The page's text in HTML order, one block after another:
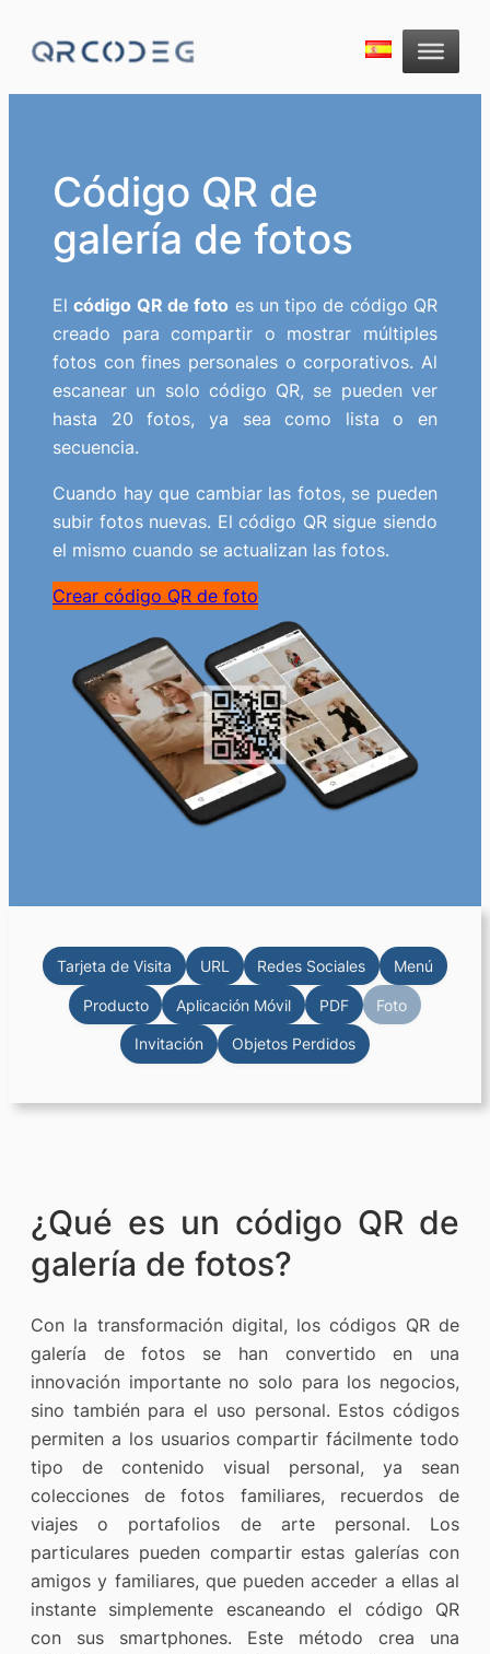
Código QR de
galería de fotos
Elcódigo QR de foto es un tipo de código QR
creado para compartir o mostrar múltiples
fotos con fines personales o corporativos. Al
escanear un solo código QR, se pueden ver
hasta 20 fotos, ya sea como lista o en
secuencia.
Cuando hay que cambiar las fotos, se pueden
subir fotos nuevas. El código QR sigue siendo
el mismo cuando se actualizan las fotos.
Crear código QR de foto
Tarjeta de Visita URL Redes Sociales Menú
Producto Aplicación Móvil PDF Foto
Invitación Objetos Perdidos
¿Qué es un código QR de
galería de fotos?
Con la transformación digital, los códigos QR de
galería de fotos se han convertido en una
innovación importante no solo para los negocios,
sino también para el uso personal. Estos códigos
permiten a los usuarios compartir fácilmente todo
tipo de contenido visual personal, ya sean
colecciones de fotos familiares, recuerdos de
viajes o portafolios de arte personal. Los
particulares pueden compartir estas galerías con
amigos y familiares, que pueden acceder a ellas al
instante simplemente escaneando el código QR
con sus smartphones. Este método crea una